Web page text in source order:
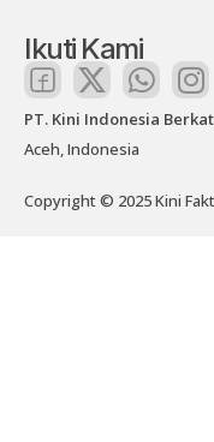
Ikuti Kami
PT. Kini Indonesia Berkat
Aceh, Indonesia
Copyright © 2025 Kini